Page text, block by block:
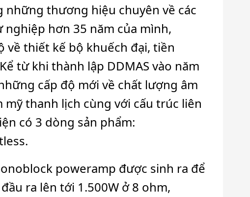
thương hiệu chuyên về các
nghiệp hơn 35 năm của mình,
về thiết kế bộ khuếch đại, tiền
từ khi thành lập DDMAS vào năm
cấp độ mới về chất lượng âm
thanh lịch cùng với cấu trúc liên
có 3 dòng sản phẩm:
poweramp được sinh ra để
ra lên tới 1.500W ở 8 ohm,